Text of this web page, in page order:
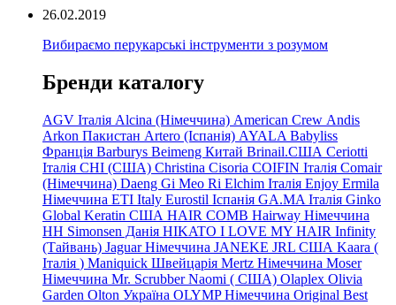
26.02.2019
Вибираємо перукарські інструменти з розумом
Бренди каталогу
AGV Італія Alcina (Німеччина) American Crew Andis
Arkon Пакистан Artero (Іспанія) AYALA Babyliss
Франція Barburys Beimeng Китай Brinail.США Ceriotti
Італія CHI (США) Christina Cisoria COIFIN Італія Comair
(Німеччина) Daeng Gi Meo Ri Elchim Італія Enjoy Ermila
Німеччина ETI Italy Eurostil Іспанія GA.MA Італія Ginko
Global Keratin США HAIR COMB Hairway Німеччина
HH Simonsen Данія HIKATO I LOVE MY HAIR Infinity
(Тайвань) Jaguar Німеччина JANEKE JRL США Kaara (
Італія ) Maniquick Швейцарія Mertz Німеччина Moser
Німеччина Mr. Scrubber Naomi ( США) Olaplex Olivia
Garden Olton Україна OLYMP Німеччина Original Best